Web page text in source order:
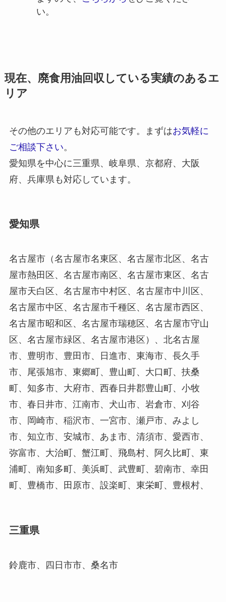
い。
現在、廃食用油回収している実績のあるエ
リア
その他のエリアも対応可能です。まずはお気軽に
ご相談下さい。
愛知県を中心に三重県、岐阜県、京都府、大阪
府、兵庫県も対応しています。
愛知県
名古屋市（名古屋市名東区、名古屋市北区、名古
屋市熱田区、名古屋市南区、名古屋市東区、名古
屋市天白区、名古屋市中村区、名古屋市中川区、
名古屋市中区、名古屋市千種区、名古屋市西区、
名古屋市昭和区、名古屋市瑞穂区、名古屋市守山
区、名古屋市緑区、名古屋市港区）、北名古屋
市、豊明市、豊田市、日進市、東海市、長久手
市、尾張旭市、東郷町、豊山町、大口町、扶桑
町、知多市、大府市、西春日井郡豊山町、小牧
市、春日井市、江南市、犬山市、岩倉市、刈谷
市、岡崎市、稲沢市、一宮市、瀬戸市、みよし
市、知立市、安城市、あま市、清須市、愛西市、
弥富市、大治町、蟹江町、飛島村、阿久比町、東
浦町、南知多町、美浜町、武豊町、碧南市、幸田
町、豊橋市、田原市、設楽町、東栄町、豊根村、
三重県
鈴鹿市、四日市市、桑名市